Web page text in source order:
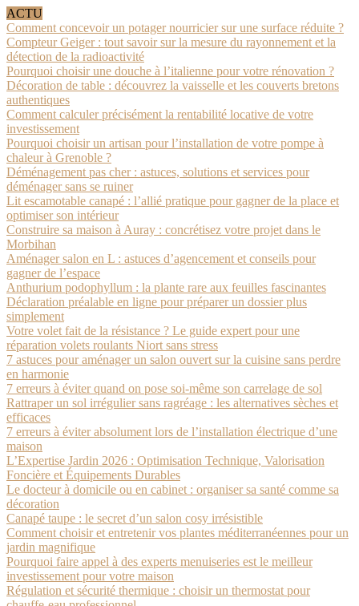
ACTU
Comment concevoir un potager nourricier sur une surface réduite ?
Compteur Geiger : tout savoir sur la mesure du rayonnement et la
détection de la radioactivité
Pourquoi choisir une douche à l’italienne pour votre rénovation ?
Décoration de table : découvrez la vaisselle et les couverts bretons
authentiques
Comment calculer précisément la rentabilité locative de votre
investissement
Pourquoi choisir un artisan pour l’installation de votre pompe à
chaleur à Grenoble ?
Déménagement pas cher : astuces, solutions et services pour
déménager sans se ruiner
Lit escamotable canapé : l’allié pratique pour gagner de la place et
optimiser son intérieur
Construire sa maison à Auray : concrétisez votre projet dans le
Morbihan
Aménager salon en L : astuces d’agencement et conseils pour
gagner de l’espace
Anthurium podophyllum : la plante rare aux feuilles fascinantes
Déclaration préalable en ligne pour préparer un dossier plus
simplement
Votre volet fait de la résistance ? Le guide expert pour une
réparation volets roulants Niort sans stress
7 astuces pour aménager un salon ouvert sur la cuisine sans perdre
en harmonie
7 erreurs à éviter quand on pose soi-même son carrelage de sol
Rattraper un sol irrégulier sans ragréage : les alternatives sèches et
efficaces
7 erreurs à éviter absolument lors de l’installation électrique d’une
maison
L’Expertise Jardin 2026 : Optimisation Technique, Valorisation
Foncière et Équipements Durables
Le docteur à domicile ou en cabinet : organiser sa santé comme sa
décoration
Canapé taupe : le secret d’un salon cosy irrésistible
Comment choisir et entretenir vos plantes méditerranéennes pour un
jardin magnifique
Pourquoi faire appel à des experts menuiseries est le meilleur
investissement pour votre maison
Régulation et sécurité thermique : choisir un thermostat pour